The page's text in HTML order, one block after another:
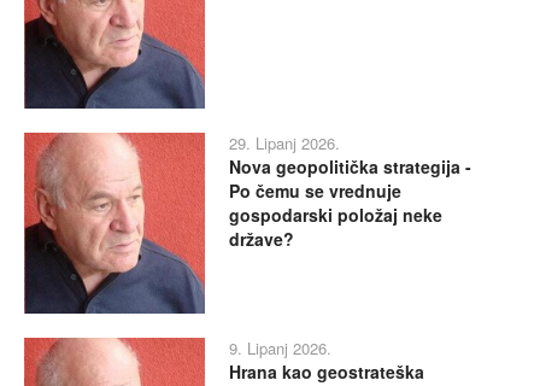
29. Lipanj 2026.
Nova geopolitička strategija -
Po čemu se vrednuje
gospodarski položaj neke
države?
9. Lipanj 2026.
Hrana kao geostrateška